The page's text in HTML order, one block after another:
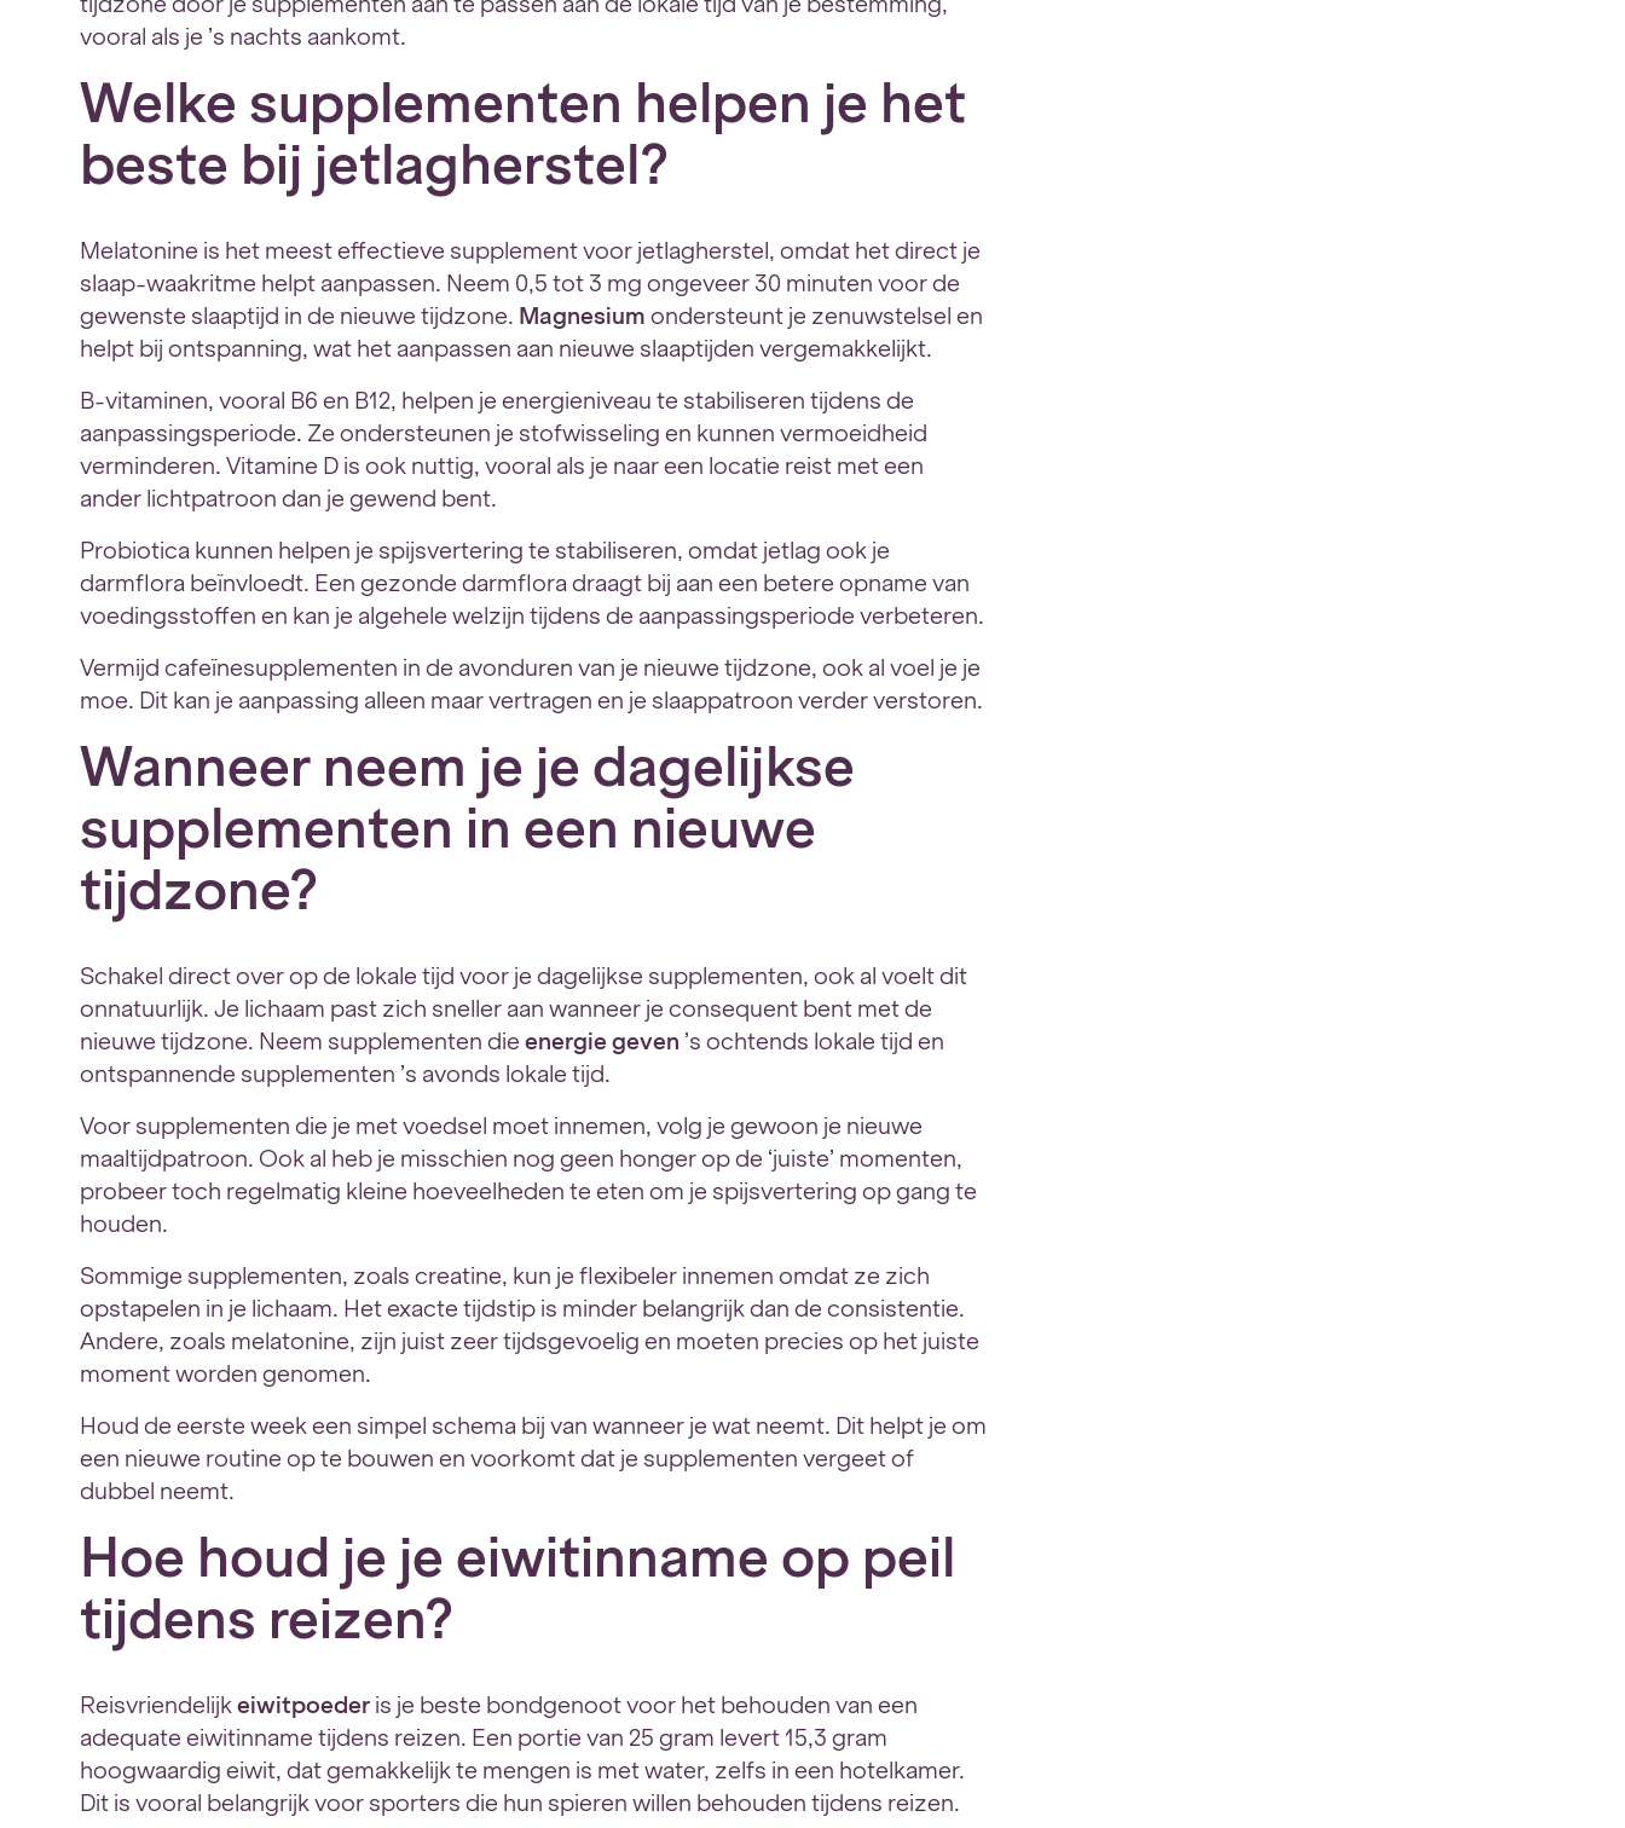
vooral als je ’s nachts aankomt.
Welke supplementen helpen je het
beste bij jetlagherstel?
Melatonine is het meest effectieve supplement voor jetlagherstel, omdat het direct je
slaap-waakritme helpt aanpassen. Neem 0,5 tot 3 mg ongeveer 30 minuten voor de
gewenste slaaptijd in de nieuwe tijdzone. Magnesium ondersteunt je zenuwstelsel en
helpt bij ontspanning, wat het aanpassen aan nieuwe slaaptijden vergemakkelijkt.
B-vitaminen, vooral B6 en B12, helpen je energieniveau te stabiliseren tijdens de
aanpassingsperiode. Ze ondersteunen je stofwisseling en kunnen vermoeidheid
verminderen. Vitamine D is ook nuttig, vooral als je naar een locatie reist met een
ander lichtpatroon dan je gewend bent.
Probiotica kunnen helpen je spijsvertering te stabiliseren, omdat jetlag ook je
darmflora beïnvloedt. Een gezonde darmflora draagt bij aan een betere opname van
voedingsstoffen en kan je algehele welzijn tijdens de aanpassingsperiode verbeteren.
Vermijd cafeïnesupplementen in de avonduren van je nieuwe tijdzone, ook al voel je je
moe. Dit kan je aanpassing alleen maar vertragen en je slaappatroon verder verstoren.
Wanneer neem je je dagelijkse
supplementen in een nieuwe
tijdzone?
Schakel direct over op de lokale tijd voor je dagelijkse supplementen, ook al voelt dit
onnatuurlijk. Je lichaam past zich sneller aan wanneer je consequent bent met de
nieuwe tijdzone. Neem supplementen die energie geven ’s ochtends lokale tijd en
ontspannende supplementen ’s avonds lokale tijd.
Voor supplementen die je met voedsel moet innemen, volg je gewoon je nieuwe
maaltijdpatroon. Ook al heb je misschien nog geen honger op de ‘juiste’ momenten,
probeer toch regelmatig kleine hoeveelheden te eten om je spijsvertering op gang te
houden.
Sommige supplementen, zoals creatine, kun je flexibeler innemen omdat ze zich
opstapelen in je lichaam. Het exacte tijdstip is minder belangrijk dan de consistentie.
Andere, zoals melatonine, zijn juist zeer tijdsgevoelig en moeten precies op het juiste
moment worden genomen.
Houd de eerste week een simpel schema bij van wanneer je wat neemt. Dit helpt je om
een nieuwe routine op te bouwen en voorkomt dat je supplementen vergeet of
dubbel neemt.
Hoe houd je je eiwitinname op peil
tijdens reizen?
Reisvriendelijk eiwitpoeder is je beste bondgenoot voor het behouden van een
adequate eiwitinname tijdens reizen. Een portie van 25 gram levert 15,3 gram
hoogwaardig eiwit, dat gemakkelijk te mengen is met water, zelfs in een hotelkamer.
Dit is vooral belangrijk voor sporters die hun spieren willen behouden tijdens reizen.